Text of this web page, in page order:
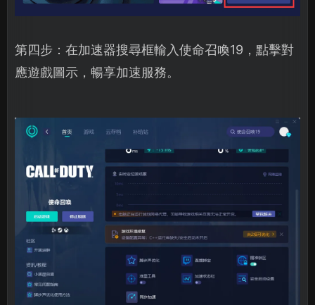
第四步：在加速器搜尋框輸入使命召喚19，點擊對
應遊戲圖示，暢享加速服務。